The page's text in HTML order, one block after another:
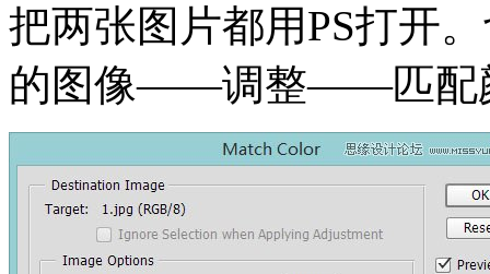
把两张图片都用PS打开
的图像——调整——匹配